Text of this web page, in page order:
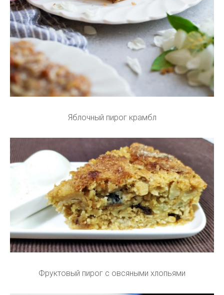
Яблочный пирог крамбл
Фруктовый пирог с овсяными хлопьями